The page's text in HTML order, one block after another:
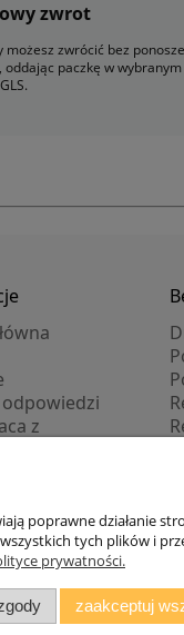
zwrot
możesz zwrócić bez
oddając paczkę w wybranym
z
lamp
poprawne działanie
tych plików i
prywatności.
zaakceptuj